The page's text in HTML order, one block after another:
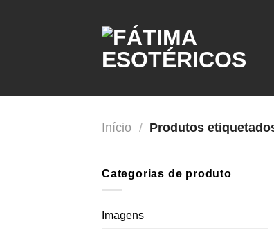
Início / Produtos
Categorias de produto
Imagens